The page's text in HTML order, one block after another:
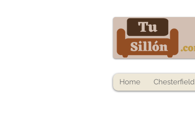
Home Chesterfield